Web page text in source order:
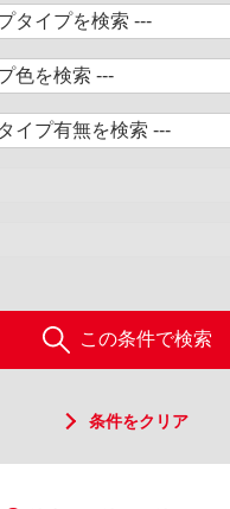
この条件で検索
条件をクリア